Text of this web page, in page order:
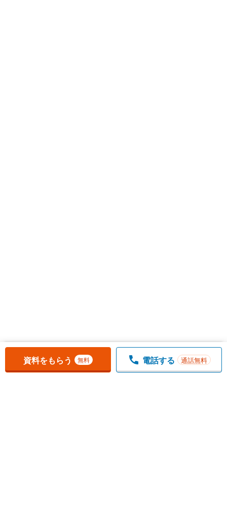
お気に入りに追加しました。 一覧を開く
資料をもらう 無料 電話する 通話無料